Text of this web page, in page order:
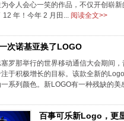
令人会心一笑的作品，不仅开创崭
12 年！今年 2 月田... 阅读全文>>
次诺基亚换了LOGO
罗那举行的世界移动通信大会期间
于积极增长的目标。该款全新的
系列颜色。新LOGO有一种残缺的美
百事可乐新Logo，更